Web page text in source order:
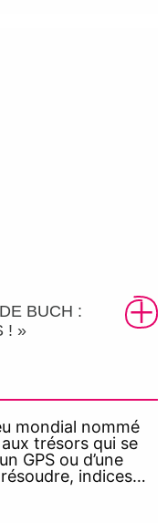
BUCH :
! »
mondial nommé
trésors qui se
GPS ou d’une
indices…